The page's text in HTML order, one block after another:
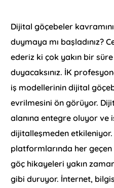
Dijital göçebeler
duymaya mı başladınız?
ederiz ki çok yakın bir
duyacaksınız. İK
iş modellerinin dijital
evrilmesini ön görüyor.
alanına entegre oluyor ve
dijitalleşmeden
platformlarında her
göç hikayeleri yakın
gibi duruyor. İnternet,